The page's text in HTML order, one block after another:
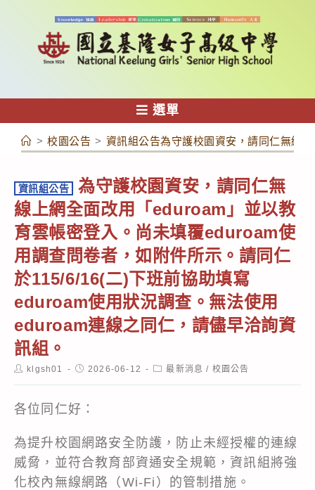
容
選單
> 校園公告 > 資訊組公告為守護校園資安，請同仁無線
資訊組公告
為守護校園資安，請同仁無
線上網全面改用「eduroam」並以教
育雲帳密登入。尚未填覆eduroam使
用調查問卷者，如附件所示。請同仁
於115/6/16(二)下班前協助填寫
eduroam使用狀況調查。無法使用
eduroam連線之同仁，請儘早洽詢資
訊組。
Postklgsh01
Post2026-06-12
Post最新消息 / 校園公告
各位同仁好：
為提升校園網路安全防護，防止未經授權的連線
威脅，並符合教育部資通安全規範，資訊組將強
化校內無線網路（Wi-Fi）的管制措施。